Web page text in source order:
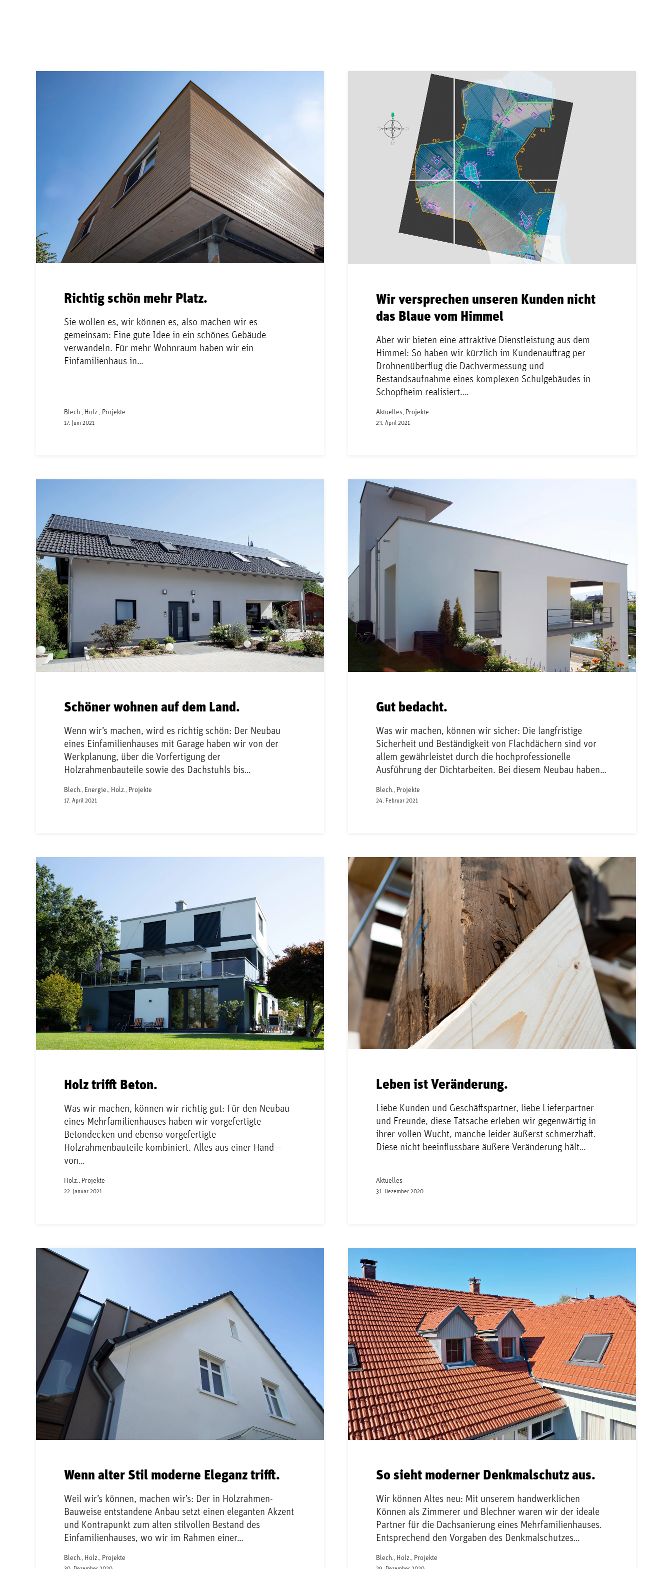
Richtig schön mehr Platz.
Sie wollen es, wir können es, also machen wir es
gemeinsam: Eine gute Idee in ein schönes Gebäude
verwandeln. Für mehr Wohnraum haben wir ein
Einfamilienhaus in…
Blech., Holz., Projekte
17. Juni 2021
Wir versprechen unseren Kunden nicht
das Blaue vom Himmel
Aber wir bieten eine attraktive Dienstleistung aus dem
Himmel: So haben wir kürzlich im Kundenauftrag per
Drohnenüberflug die Dachvermessung und
Bestandsaufnahme eines komplexen Schulgebäudes in
Schopfheim realisiert.…
Aktuelles, Projekte
23. April 2021
Schöner wohnen auf dem Land.
Wenn wir’s machen, wird es richtig schön: Der Neubau
eines Einfamilienhauses mit Garage haben wir von der
Werkplanung, über die Vorfertigung der
Holzrahmenbauteile sowie des Dachstuhls bis…
Blech., Energie., Holz., Projekte
17. April 2021
Gut bedacht.
Was wir machen, können wir sicher: Die langfristige
Sicherheit und Beständigkeit von Flachdächern sind vor
allem gewährleistet durch die hochprofessionelle
Ausführung der Dichtarbeiten. Bei diesem Neubau haben…
Blech., Projekte
24. Februar 2021
Holz trifft Beton.
Was wir machen, können wir richtig gut: Für den Neubau
eines Mehrfamilienhauses haben wir vorgefertigte
Betondecken und ebenso vorgefertigte
Holzrahmenbauteile kombiniert. Alles aus einer Hand –
von…
Holz., Projekte
22. Januar 2021
Leben ist Veränderung.
Liebe Kunden und Geschäftspartner, liebe Lieferpartner
und Freunde, diese Tatsache erleben wir gegenwärtig in
ihrer vollen Wucht, manche leider äußerst schmerzhaft.
Diese nicht beeinflussbare äußere Veränderung hält…
Aktuelles
31. Dezember 2020
Wenn alter Stil moderne Eleganz trifft.
Weil wir’s können, machen wir’s: Der in Holzrahmen-
Bauweise entstandene Anbau setzt einen eleganten Akzent
und Kontrapunkt zum alten stilvollen Bestand des
Einfamilienhauses, wo wir im Rahmen einer…
Blech., Holz., Projekte
So sieht moderner Denkmalschutz aus.
Wir können Altes neu: Mit unserem handwerklichen
Können als Zimmerer und Blechner waren wir der ideale
Partner für die Dachsanierung eines Mehrfamilienhauses.
Entsprechend den Vorgaben des Denkmalschutzes…
Blech., Holz., Projekte